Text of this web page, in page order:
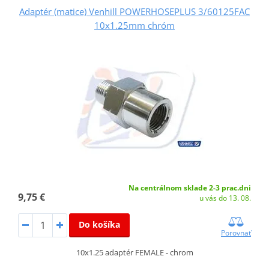
Adaptér (matice) Venhill POWERHOSEPLUS 3/60125FAC
10x1.25mm chróm
9,75 €
Na centrálnom sklade 2-3 prac.dni
u vás do 13. 08.
Do košíka
Porovnať
10x1.25 adaptér FEMALE - chrom